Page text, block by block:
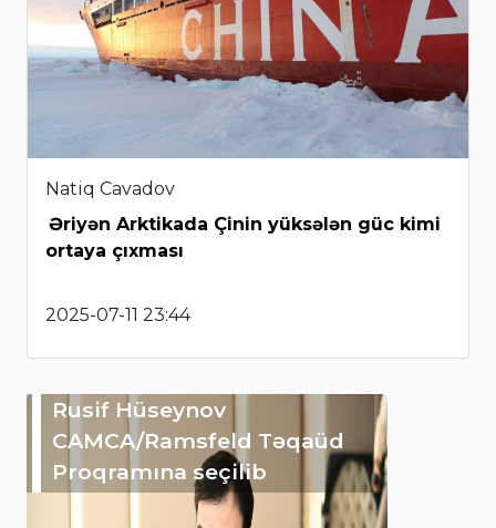
Natiq Cavadov
Əriyən Arktikada Çinin yüksələn güc kimi
ortaya çıxması
2025-07-11 23:44
Rusif Hüseynov
CAMCA/Ramsfeld Təqaüd
Proqramına seçilib